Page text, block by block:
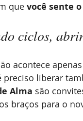
que você sente
ciclos,
acontece
preciso liberar
Alma são
braços para o